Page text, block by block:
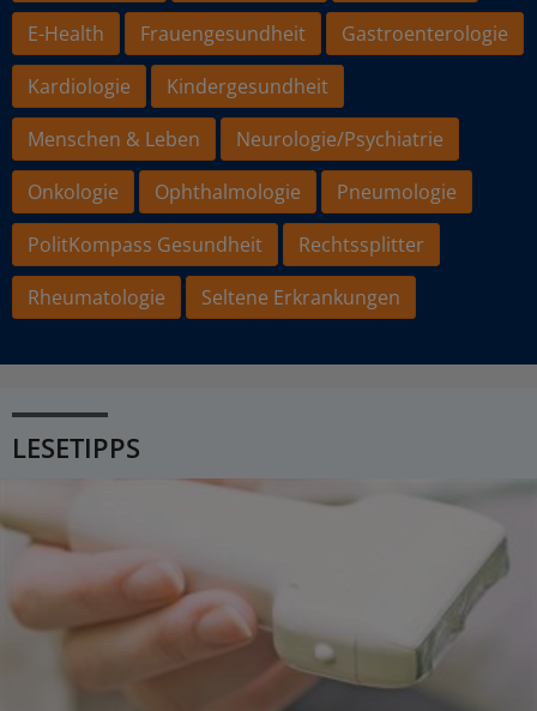
E-Health
Frauengesundheit
Gastroenterologie
Kardiologie
Kindergesundheit
Menschen & Leben
Neurologie/Psychiatrie
Onkologie
Ophthalmologie
Pneumologie
PolitKompass Gesundheit
Rechtssplitter
Rheumatologie
Seltene Erkrankungen
LESETIPPS